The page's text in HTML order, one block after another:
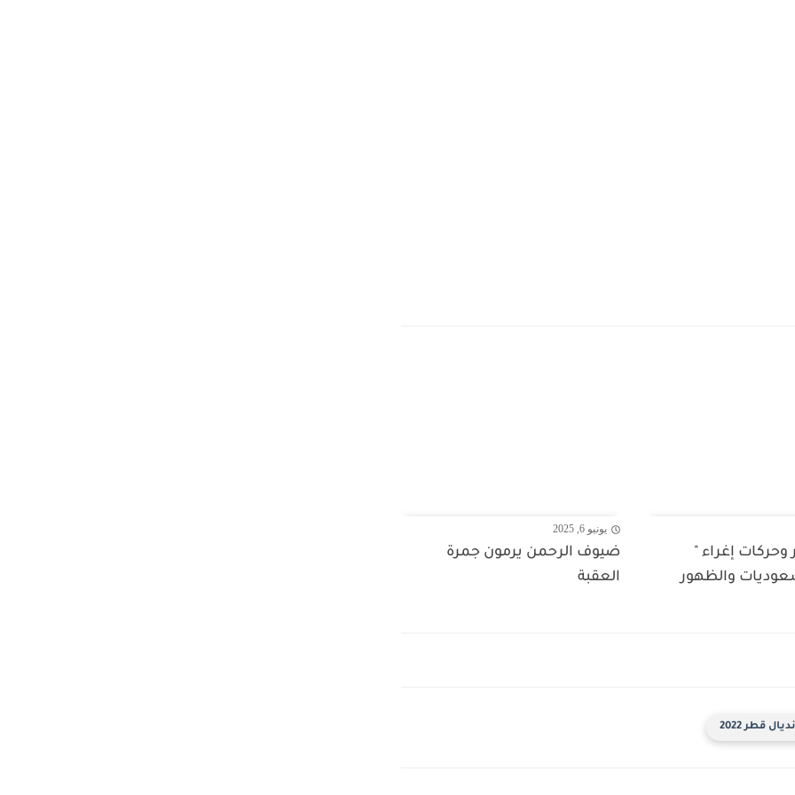
إغراء "
والظهور
يونيو 6, 2025
ضيوف الرحمن يرمون جمرة
العقبة
قطر 2022